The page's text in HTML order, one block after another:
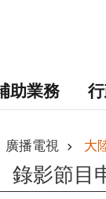
助業務
廣播電視 大
錄影節目